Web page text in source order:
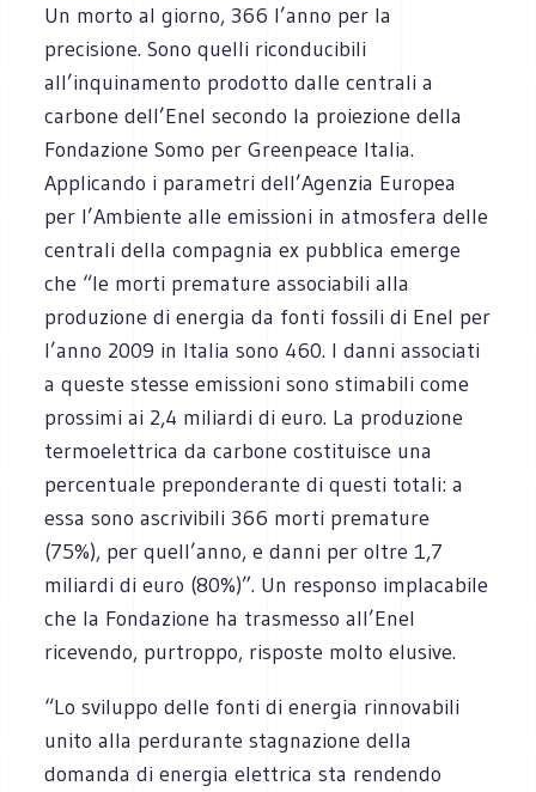
Un morto al giorno, 366 l’anno per la
precisione. Sono quelli riconducibili
all’inquinamento prodotto dalle centrali a
carbone dell’Enel secondo la proiezione della
Fondazione Somo per Greenpeace Italia.
Applicando i parametri dell’Agenzia Europea
per l’Ambiente alle emissioni in atmosfera delle
centrali della compagnia ex pubblica emerge
che “le morti premature associabili alla
produzione di energia da fonti fossili di Enel per
l’anno 2009 in Italia sono 460. I danni associati
a queste stesse emissioni sono stimabili come
prossimi ai 2,4 miliardi di euro. La produzione
termoelettrica da carbone costituisce una
percentuale preponderante di questi totali: a
essa sono ascrivibili 366 morti premature
(75%), per quell’anno, e danni per oltre 1,7
miliardi di euro (80%)”. Un responso implacabile
che la Fondazione ha trasmesso all’Enel
ricevendo, purtroppo, risposte molto elusive.
“Lo sviluppo delle fonti di energia rinnovabili
unito alla perdurante stagnazione della
domanda di energia elettrica sta rendendo